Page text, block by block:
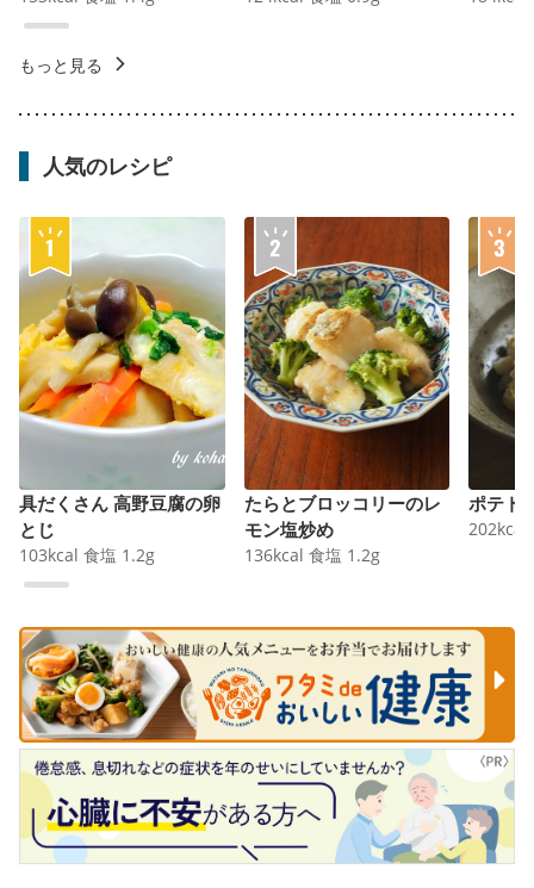
もっと見る
人気のレシピ
具だくさん 高野豆腐の卵
とじ
103kcal 食塩 1.2g
たらとブロッコリーのレ
モン塩炒め
136kcal 食塩 1.2g
ポテト
202kcal